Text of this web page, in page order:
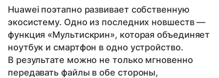
Huawei поэтапно развивает собственную
экосистему. Одно из последних новшеств —
функция «‎Мультискрин», которая объединяет
ноутбук и смартфон в одно устройство.
В результате можно не только мгновенно
передавать файлы в обе стороны,